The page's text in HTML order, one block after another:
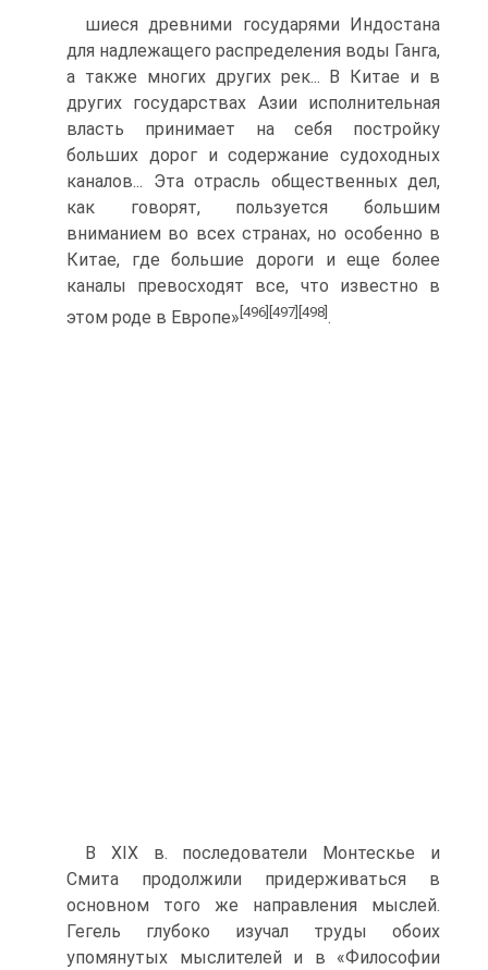
шиеся древними государями Индостана
для надлежащего распределения воды Ганга,
а также многих других рек... В Китае и в
других государствах Азии исполнительная
власть принимает на себя постройку
больших до­рог и содержание судоходных
каналов... Эта отрасль общественных дел,
как говорят, пользуется большим
вниманием во всех странах, но особен­но в
Китае, где большие дороги и еще более
каналы превосходят все, что известно в
этом роде в Европе» [496] [497] [498] .
В XIX в. последователи Монтескье и
Смита продолжили придержи­ваться в
основном того же направления мыслей.
Гегель глубоко изучал труды обоих
упомянутых мыслителей и в «Философии